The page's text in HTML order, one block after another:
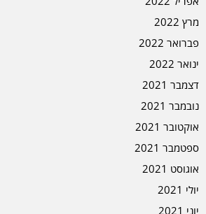
מרץ 2022
פברואר 2022
ינואר 2022
דצמבר 2021
נובמבר 2021
אוקטובר 2021
ספטמבר 2021
אוגוסט 2021
יולי 2021
יוני 2021